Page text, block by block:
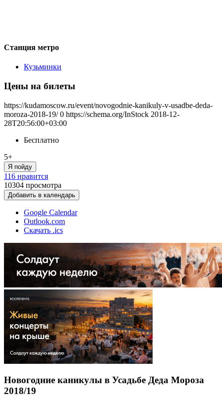
Станция метро
Кузьминки
Цены на билеты
https://kudamoscow.ru/event/novogodnie-kanikuly-v-usadbe-deda-
moroza-2018-19/ 0 https://schema.org/InStock 2018-12-
28T20:56:00+03:00
Бесплатно
5+
Я пойду
116 нравится
10304 просмотра
Добавить в календарь
Google Calendar
Outlook.com
Скачать .ics
Новогодние каникулы в Усадьбе Деда Мороза
2018/19